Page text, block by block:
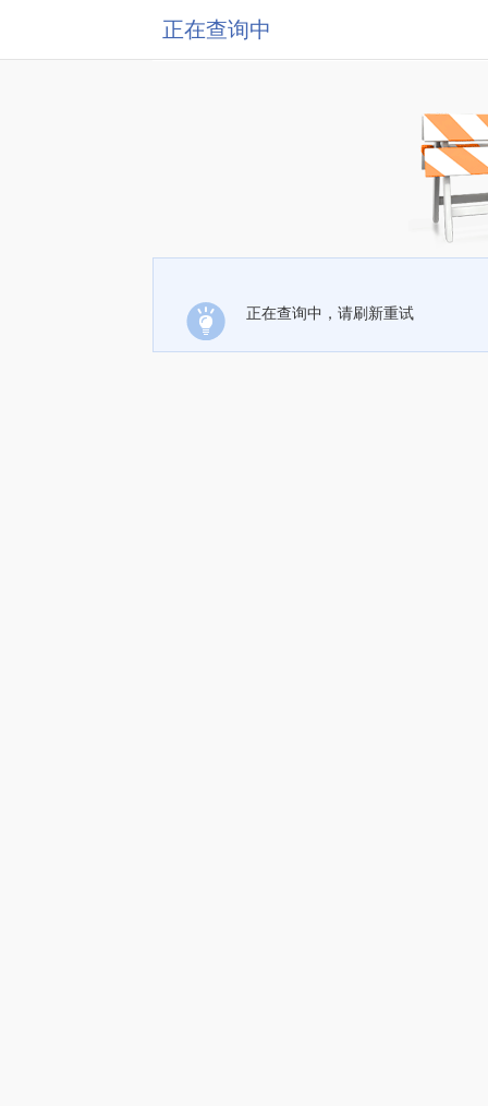
正在查询中
正在查询中，请刷新重试